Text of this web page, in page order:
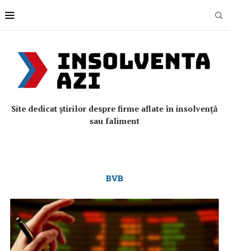
Site dedicat știrilor despre firme aflate în insolvență
sau faliment
BVB